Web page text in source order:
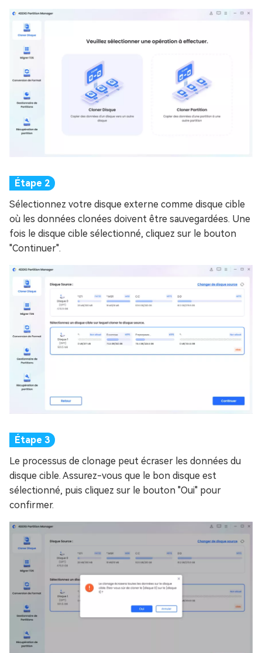
Sélectionnez votre disque externe comme disque cible
où les données clonées doivent être sauvegardées. Une
fois le disque cible sélectionné, cliquez sur le bouton
"Continuer".
Le processus de clonage peut écraser les données du
disque cible. Assurez-vous que le bon disque est
sélectionné, puis cliquez sur le bouton "Oui" pour
confirmer.